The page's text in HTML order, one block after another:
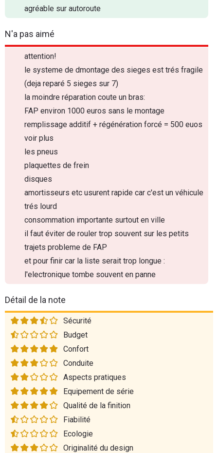
agréable sur autoroute
N'a pas aimé
attention!
le systeme de dmontage des sieges est trés fragile
(deja reparé 5 sieges sur 7)
la moindre réparation coute un bras:
FAP environ 1000 euros sans le montage
remplissage additif + régénération forcé = 500 euos
voir plus
les pneus
plaquettes de frein
disques
amortisseurs etc usurent rapide car c'est un véhicule
trés lourd
consommation importante surtout en ville
il faut éviter de rouler trop souvent sur les petits
trajets probleme de FAP
et pour finir car la liste serait trop longue :
l'electronique tombe souvent en panne
Détail de la note
Sécurité
Budget
Confort
Conduite
Aspects pratiques
Equipement de série
Qualité de la finition
Fiabilité
Ecologie
Originalité du design